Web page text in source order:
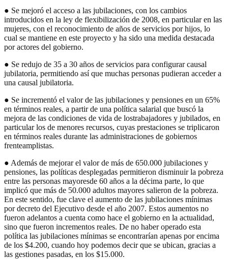
● Se mejoró el acceso a las jubilaciones, con los cambios
introducidos en la ley de flexibilización de 2008, en particular en las
mujeres, con el reconocimiento de años de servicios por hijos, lo
cual se mantiene en este proyecto y ha sido una medida destacada
por actores del gobierno.
● Se redujo de 35 a 30 años de servicios para configurar causal
jubilatoria, permitiendo así que muchas personas pudieran acceder a
una causal jubilatoria.
● Se incrementó el valor de las jubilaciones y pensiones en un 65%
en términos reales, a partir de una política salarial que buscó la
mejora de las condiciones de vida de lostrabajadores y jubilados, en
particular los de menores recursos, cuyas prestaciones se triplicaron
en términos reales durante las administraciones de gobiernos
frenteamplistas.
● Además de mejorar el valor de más de 650.000 jubilaciones y
pensiones, las políticas desplegadas permitieron disminuir la pobreza
entre las personas mayoresde 60 años a la décima parte, lo que
implicó que más de 50.000 adultos mayores salieron de la pobreza.
En este sentido, fue clave el aumento de las jubilaciones mínimas
por decreto del Ejecutivo desde el año 2007. Estos aumentos no
fueron adelantos a cuenta como hace el gobierno en la actualidad,
sino que fueron incrementos reales. De no haber operado esta
política las jubilaciones mínimas se encontrarían apenas por encima
de los $4.200, cuando hoy podemos decir que se ubican, gracias a
las gestiones pasadas, en los $15.000.